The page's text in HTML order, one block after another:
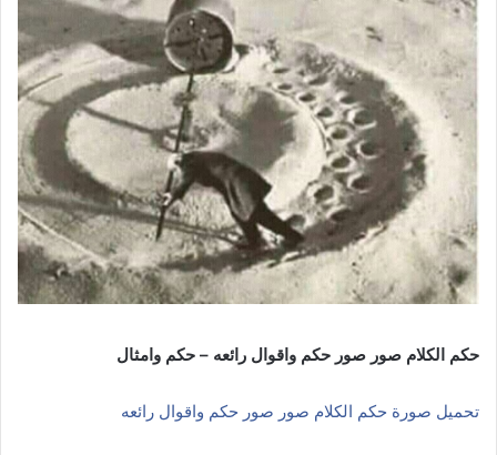
حكم الكلام صور صور حكم واقوال رائعه – حكم وامثال
تحميل صورة حكم الكلام صور صور حكم واقوال رائعه